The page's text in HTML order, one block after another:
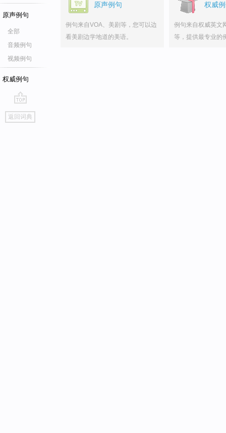
原声例句
全部
音频例句
视频例句
权威例句
go
top
返回词典
原声例句
例句来自VOA、美剧等，您可以边
看美剧边学地道的美语。
权威
例句来自权威英文
等，提供最专业的